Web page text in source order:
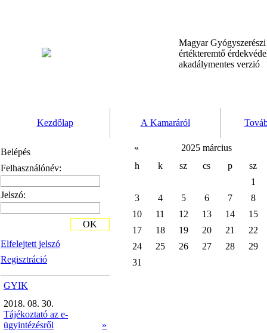
Magyar
értékteremtő
akadálymentes verzió
Kezdőlap A Kamaráról
Belépés
Felhasználónév:
Jelszó:
Elfelejtett jelszó
Regisztráció
OK
GYIK
2018. 08. 30.
Tájékoztató az e-
ügyintézésről
»
«
2025 március
h
k sz cs p
sz
1
3
4 5 6 7
8
10
11 12 13 14
15
17
18 19 20 21
22
24
25 26 27 28
29
31